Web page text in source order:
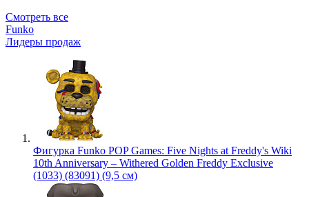
Смотреть все
Funko
Лидеры продаж
Фигурка Funko POP Games: Five Nights at Freddy's Wiki
10th Anniversary – Withered Golden Freddy Exclusive
(1033) (83091) (9,5 см)